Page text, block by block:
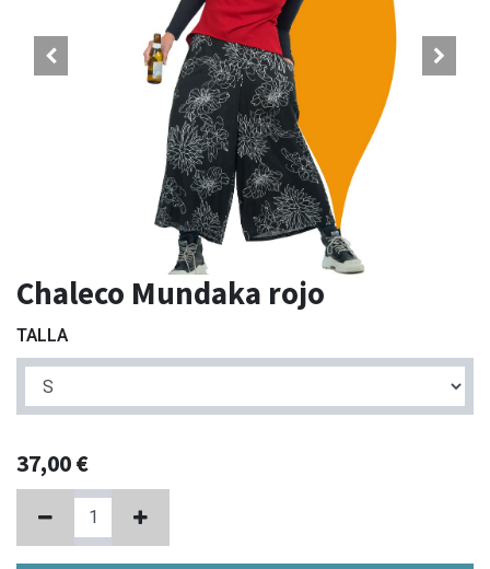
Chaleco Mundaka rojo
TALLA
37,00€